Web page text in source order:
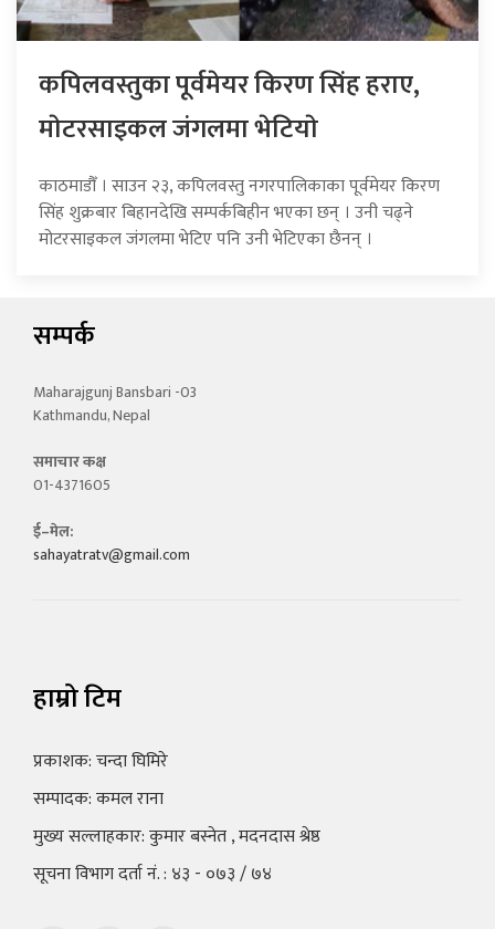
कपिलवस्तुका पूर्वमेयर किरण सिंह हराए,
माेटरसाइकल जंगलमा भेटियाे
काठमाडौँ । साउन २३, कपिलवस्तु नगरपालिकाका पूर्वमेयर किरण
सिंह शुक्रबार बिहानदेखि सम्पर्कबिहीन भएका छन् । उनी चढ्ने
मोटरसाइकल जंगलमा भेटिए पनि उनी भेटिएका छैनन् ।
सम्पर्क
Maharajgunj Bansbari -03
Kathmandu, Nepal
समाचार कक्ष
01-4371605
ई–मेल:
sahayatratv@gmail.com
हाम्रो टिम
प्रकाशक: चन्दा घिमिरे
सम्पादक: कमल राना
मुख्य सल्लाहकार: कुमार बस्नेत , मदनदास श्रेष्ठ
सूचना विभाग दर्ता नं. : ४३ - ०७३ / ७४